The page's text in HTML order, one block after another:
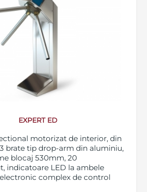
EXPERT ED
motorizat de interior, din
brate tip drop-arm din aluminiu,
blocaj 530mm, 20
indicatoare LED la ambele
complex de control